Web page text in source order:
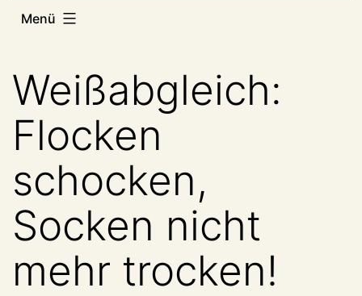
Menü
Weißabgleich:
Flocken
schocken,
Socken nicht
mehr trocken!